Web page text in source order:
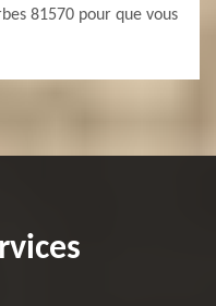
81570 pour que vous